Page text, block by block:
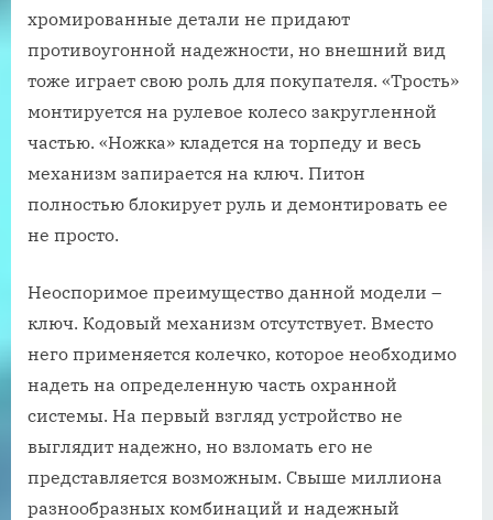
хромированные детали не придают
противоугонной надежности, но внешний вид
тоже играет свою роль для покупателя. «Трость»
монтируется на рулевое колесо закругленной
частью. «Ножка» кладется на торпеду и весь
механизм запирается на ключ. Питон
полностью блокирует руль и демонтировать ее
не просто.
Неоспоримое преимущество данной модели –
ключ. Кодовый механизм отсутствует. Вместо
него применяется колечко, которое необходимо
надеть на определенную часть охранной
системы. На первый взгляд устройство не
выглядит надежно, но взломать его не
представляется возможным. Свыше миллиона
разнообразных комбинаций и надежный